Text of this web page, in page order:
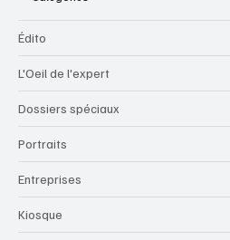
Édito
L'Oeil de l'expert
Dossiers spéciaux
Portraits
Entreprises
Kiosque